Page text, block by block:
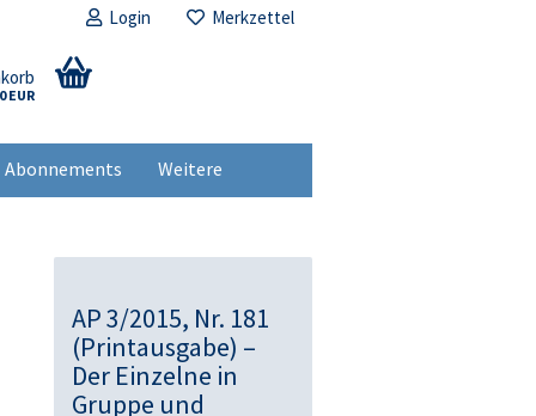
Login Merkzettel
EUR
Abonnements Weitere
AP 3/2015, Nr. 181
(Printausgabe) –
Der Einzelne in
Gruppe und